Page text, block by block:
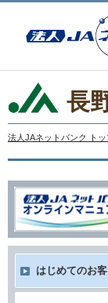
長
法人JAネットバンク トッ
はじめてのお